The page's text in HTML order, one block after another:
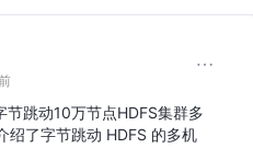
跳动10万节点HDFS集群多
绍了字节跳动 HDFS 的多机